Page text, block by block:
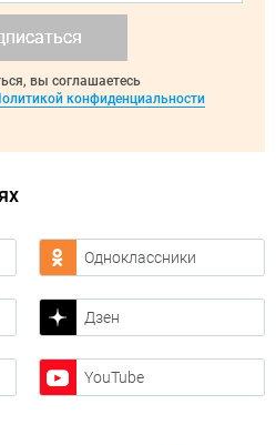
вы соглашаетесь
конфиденциальности
Одноклассники
Дзен
YouTube